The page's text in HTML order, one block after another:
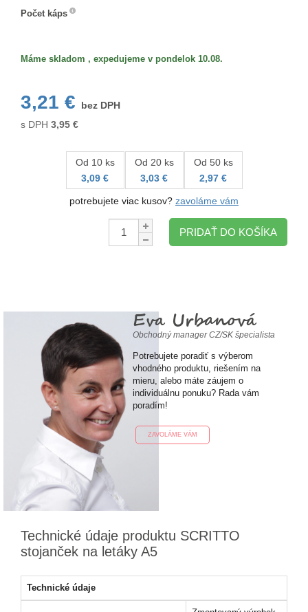
Počet káps
Máme skladom , expedujeme v pondelok 10.08.
3,21 €
bez DPH
s DPH 3,95 €
Od 10 ks
3,09 €
Od 20 ks
3,03 €
Od 50 ks
2,97 €
potrebujete viac kusov? zavoláme vám
Množstvo:
PRIDAŤ DO KOŠÍKA
Eva Urbanová
Obchodný manager CZ/SK špecialista
Potrebujete poradiť s výberom
vhodného produktu, riešením na
mieru, alebo máte záujem o
individuálnu ponuku? Rada vám
poradím!
ZAVOLÁME VÁM
Technické údaje produktu SCRITTO
stojanček na letáky A5
Technické údaje